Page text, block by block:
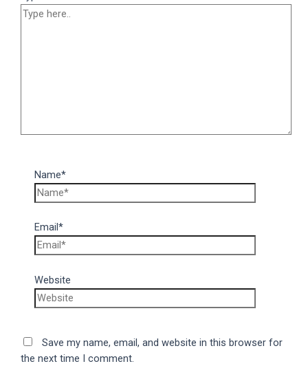
Name*
Email*
Website
Save my name, email, and website in this browser for
the next time I comment.